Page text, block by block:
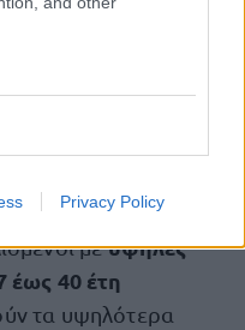
Privacy Policy
έως το 2014
ανάλογα με την
και ποιοι οι
μευψηλές
έως 40 έτη
τα υψηλότερα